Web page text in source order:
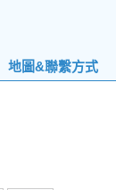
地圖&聯繫方式